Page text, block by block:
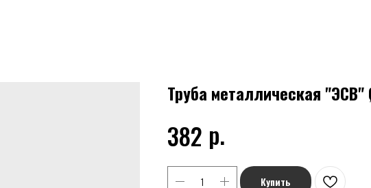
Труба металлическая
382 р.
Купить